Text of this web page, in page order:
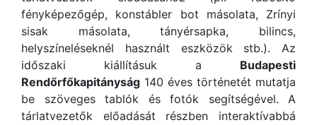
fényképezőgép, konstábler bot másolata, Zrínyi
sisak másolata, tányérsapka, bilincs,
helyszíneléseknél használt eszközök stb.). Az
időszaki kiállításuk a Budapesti
Rendőrfőkapitányság 140 éves történetét mutatja
be szöveges tablók és fotók segítségével. A
tárlatvezetők előadását részben interaktívabbá